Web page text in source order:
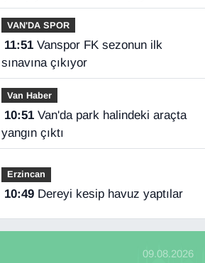
başladı
VAN'DA SPOR
11:51Vanspor FK sezonun ilk
sınavına çıkıyor
Van Haber
10:51Van'da park halindeki araçta
yangın çıktı
Erzincan
10:49 Dereyi kesip havuz yaptılar
09.08.2026